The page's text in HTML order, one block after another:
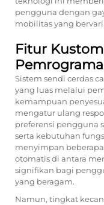
pengguna dengan
mobilitas yang
Fitur
Sistem sendi cerdas
yang luas melalui
kemampuan
mengatur ulang
preferensi pengguna
serta kebutuhan
menyimpan
otomatis di antara
signifikan bagi
yang beragam.
Namun, tingkat